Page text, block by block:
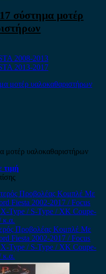
σύστημα μοτέρ
2008-2013
2013-2017
μοτέρ υαλοκαθαριστήρων
τιμή
Προβολέας Κομπλέ Με
Fiesta 2002-2017 / Focus
Type / S-Type / XK Coupe-
κ.α.